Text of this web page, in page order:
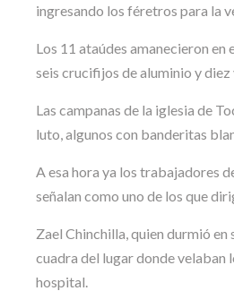
ingresando los féretros para la
Los 11 ataúdes amanecieron
seis crucifijos de aluminio y
Las campanas de la iglesia de
luto, algunos con banderitas
A esa hora ya los trabajadores
señalan como uno de los que
Zael Chinchilla, quien durmió en
cuadra del lugar donde velaban
hospital.